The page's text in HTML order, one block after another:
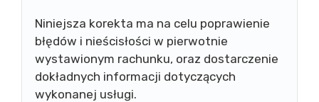
Niniejsza korekta ma na celu poprawienie
błędów i nieścisłości w pierwotnie
wystawionym rachunku, oraz dostarczenie
dokładnych informacji dotyczących
wykonanej usługi.